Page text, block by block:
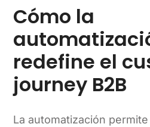
Cómo la
redefine el
journey B2B
La automatización